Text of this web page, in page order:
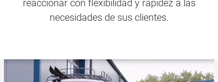
reaccionar con flexibilidad y rapidez a las
necesidades de sus clientes.